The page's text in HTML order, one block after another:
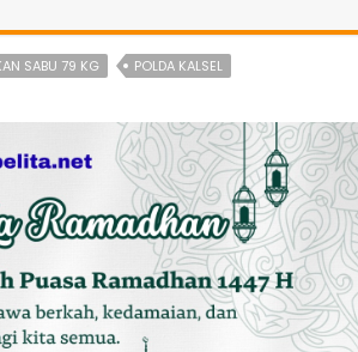
SABU 79 KG POLDA KALSEL